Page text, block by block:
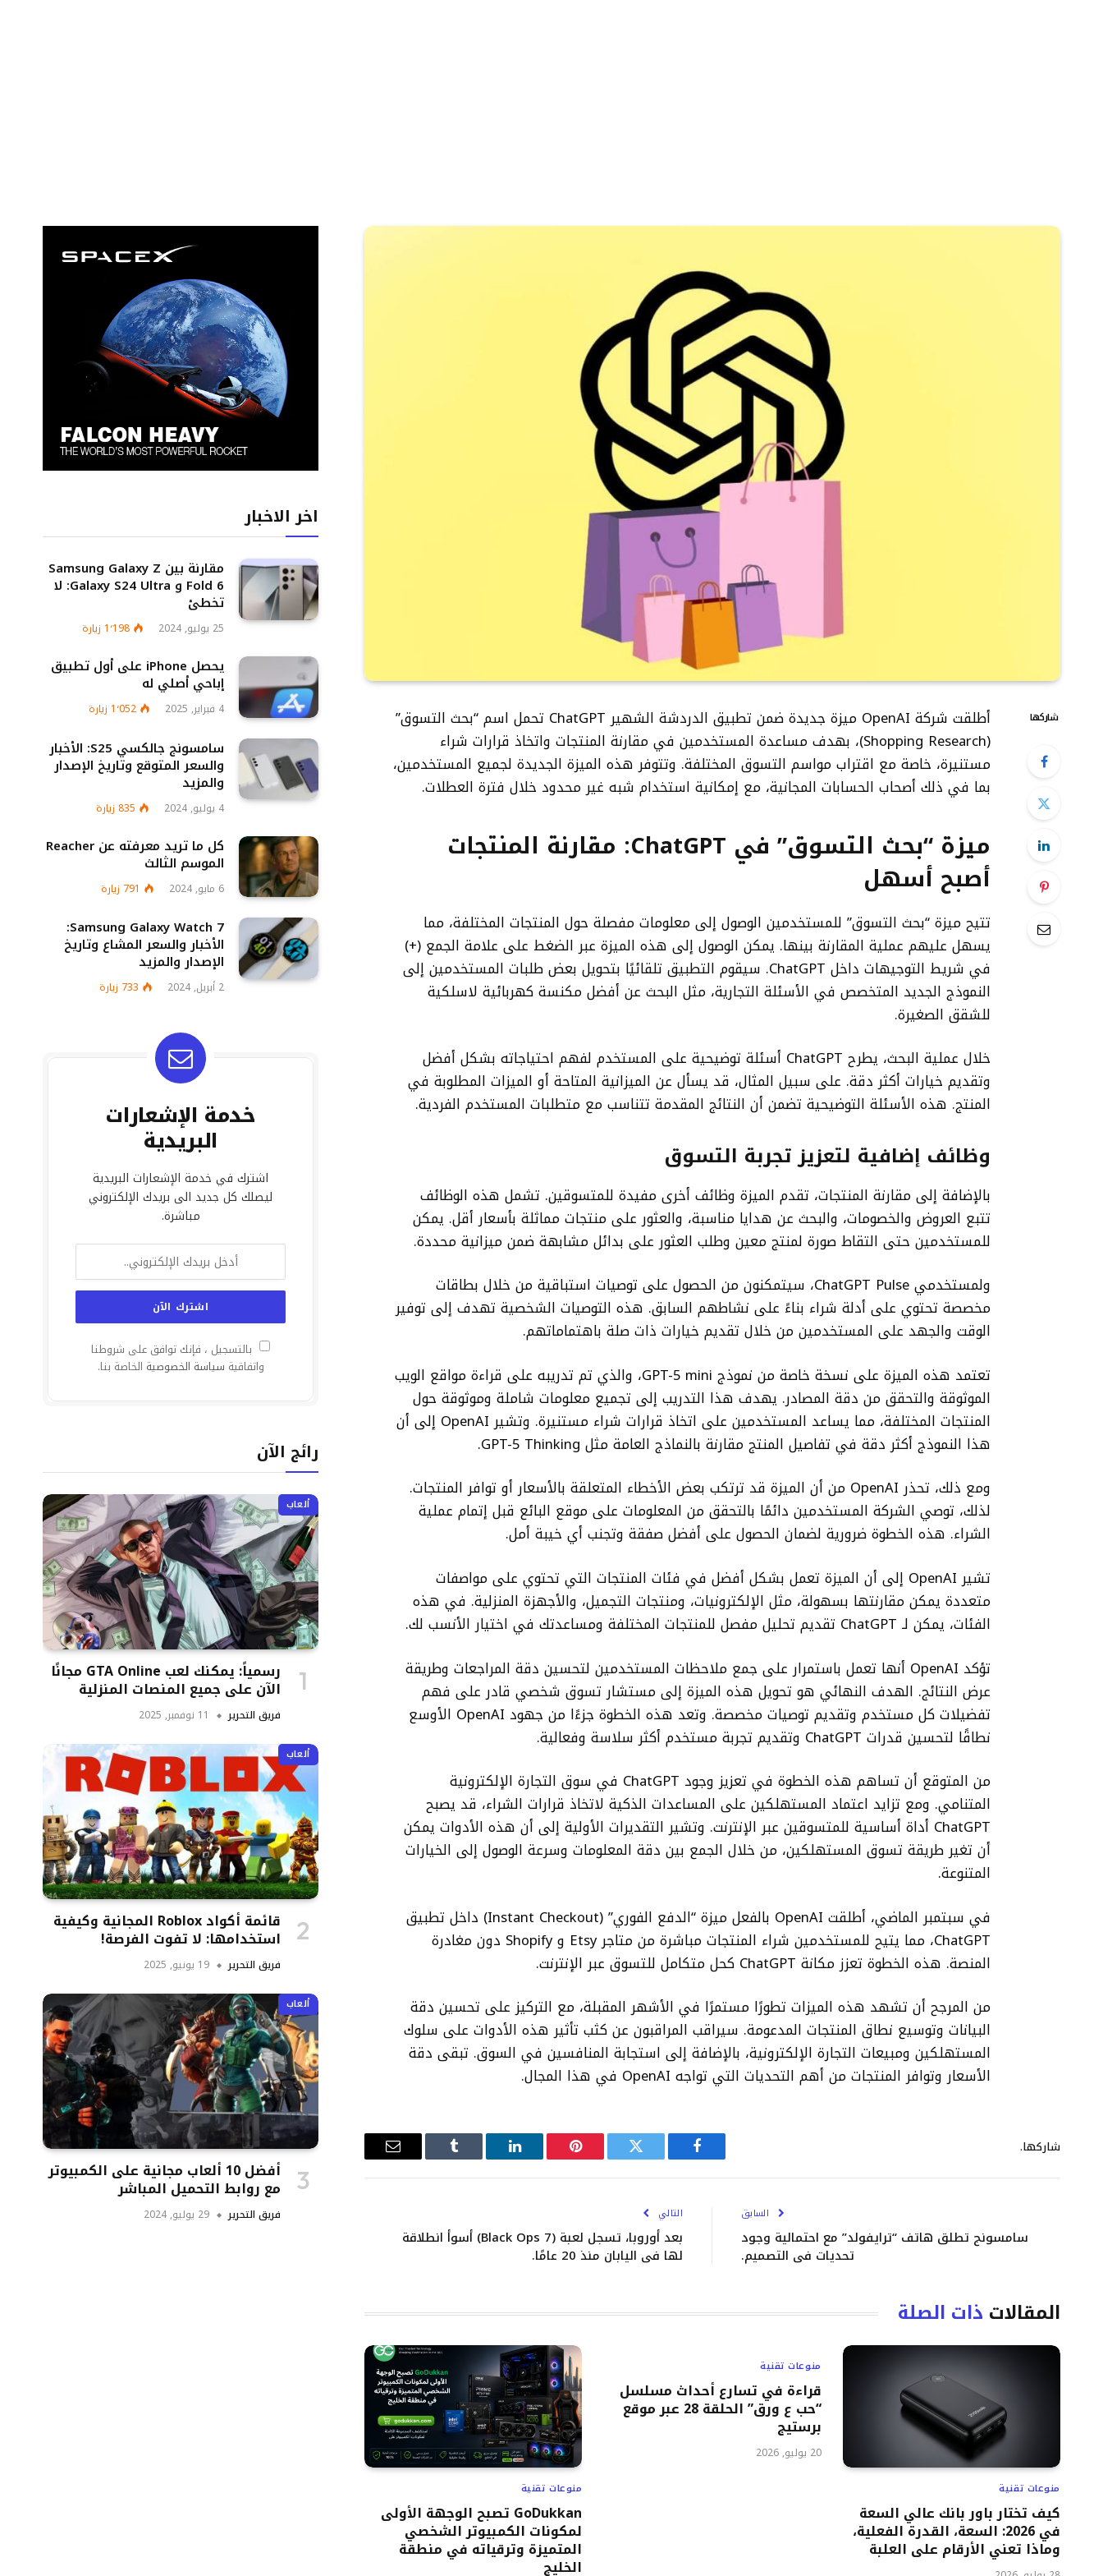
شاركها
أطلقت شركة OpenAI ميزة جديدة ضمن تطبيق الدردشة الشهير ChatGPT تحمل اسم “بحث التسوق”
(Shopping Research)، بهدف مساعدة المستخدمين في مقارنة المنتجات واتخاذ قرارات شراء
مستنيرة، خاصة مع اقتراب مواسم التسوق المختلفة. وتتوفر هذه الميزة الجديدة لجميع المستخدمين،
بما في ذلك أصحاب الحسابات المجانية، مع إمكانية استخدام شبه غير محدود خلال فترة العطلات.
ميزة “بحث التسوق” في ChatGPT: مقارنة المنتجات
أصبح أسهل
تتيح ميزة “بحث التسوق” للمستخدمين الوصول إلى معلومات مفصلة حول المنتجات المختلفة، مما
يسهل عليهم عملية المقارنة بينها. يمكن الوصول إلى هذه الميزة عبر الضغط على علامة الجمع (+)
في شريط التوجيهات داخل ChatGPT. سيقوم التطبيق تلقائيًا بتحويل بعض طلبات المستخدمين إلى
النموذج الجديد المتخصص في الأسئلة التجارية، مثل البحث عن أفضل مكنسة كهربائية لاسلكية
للشقق الصغيرة.
خلال عملية البحث، يطرح ChatGPT أسئلة توضيحية على المستخدم لفهم احتياجاته بشكل أفضل
وتقديم خيارات أكثر دقة. على سبيل المثال، قد يسأل عن الميزانية المتاحة أو الميزات المطلوبة في
المنتج. هذه الأسئلة التوضيحية تضمن أن النتائج المقدمة تتناسب مع متطلبات المستخدم الفردية.
وظائف إضافية لتعزيز تجربة التسوق
بالإضافة إلى مقارنة المنتجات، تقدم الميزة وظائف أخرى مفيدة للمتسوقين. تشمل هذه الوظائف
تتبع العروض والخصومات، والبحث عن هدايا مناسبة، والعثور على منتجات مماثلة بأسعار أقل. يمكن
للمستخدمين حتى التقاط صورة لمنتج معين وطلب العثور على بدائل مشابهة ضمن ميزانية محددة.
ولمستخدمي ChatGPT Pulse، سيتمكنون من الحصول على توصيات استباقية من خلال بطاقات
مخصصة تحتوي على أدلة شراء بناءً على نشاطهم السابق. هذه التوصيات الشخصية تهدف إلى توفير
الوقت والجهد على المستخدمين من خلال تقديم خيارات ذات صلة باهتماماتهم.
تعتمد هذه الميزة على نسخة خاصة من نموذج GPT-5 mini، والذي تم تدريبه على قراءة مواقع الويب
الموثوقة والتحقق من دقة المصادر. يهدف هذا التدريب إلى تجميع معلومات شاملة وموثوقة حول
المنتجات المختلفة، مما يساعد المستخدمين على اتخاذ قرارات شراء مستنيرة. وتشير OpenAI إلى أن
هذا النموذج أكثر دقة في تفاصيل المنتج مقارنة بالنماذج العامة مثل GPT-5 Thinking.
ومع ذلك، تحذر OpenAI من أن الميزة قد ترتكب بعض الأخطاء المتعلقة بالأسعار أو توافر المنتجات.
لذلك، توصي الشركة المستخدمين دائمًا بالتحقق من المعلومات على موقع البائع قبل إتمام عملية
الشراء. هذه الخطوة ضرورية لضمان الحصول على أفضل صفقة وتجنب أي خيبة أمل.
تشير OpenAI إلى أن الميزة تعمل بشكل أفضل في فئات المنتجات التي تحتوي على مواصفات
متعددة يمكن مقارنتها بسهولة، مثل الإلكترونيات، ومنتجات التجميل، والأجهزة المنزلية. في هذه
الفئات، يمكن لـ ChatGPT تقديم تحليل مفصل للمنتجات المختلفة ومساعدتك في اختيار الأنسب لك.
تؤكد OpenAI أنها تعمل باستمرار على جمع ملاحظات المستخدمين لتحسين دقة المراجعات وطريقة
عرض النتائج. الهدف النهائي هو تحويل هذه الميزة إلى مستشار تسوق شخصي قادر على فهم
تفضيلات كل مستخدم وتقديم توصيات مخصصة. وتعد هذه الخطوة جزءًا من جهود OpenAI الأوسع
نطاقًا لتحسين قدرات ChatGPT وتقديم تجربة مستخدم أكثر سلاسة وفعالية.
من المتوقع أن تساهم هذه الخطوة في تعزيز وجود ChatGPT في سوق التجارة الإلكترونية
المتنامي. ومع تزايد اعتماد المستهلكين على المساعدات الذكية لاتخاذ قرارات الشراء، قد يصبح
ChatGPT أداة أساسية للمتسوقين عبر الإنترنت. وتشير التقديرات الأولية إلى أن هذه الأدوات يمكن
أن تغير طريقة تسوق المستهلكين، من خلال الجمع بين دقة المعلومات وسرعة الوصول إلى الخيارات
المتنوعة.
في سبتمبر الماضي، أطلقت OpenAI بالفعل ميزة “الدفع الفوري” (Instant Checkout) داخل تطبيق
ChatGPT، مما يتيح للمستخدمين شراء المنتجات مباشرة من متاجر Etsy و Shopify دون مغادرة
المنصة. هذه الخطوة تعزز مكانة ChatGPT كحل متكامل للتسوق عبر الإنترنت.
من المرجح أن تشهد هذه الميزات تطورًا مستمرًا في الأشهر المقبلة، مع التركيز على تحسين دقة
البيانات وتوسيع نطاق المنتجات المدعومة. سيراقب المراقبون عن كثب تأثير هذه الأدوات على سلوك
المستهلكين ومبيعات التجارة الإلكترونية، بالإضافة إلى استجابة المنافسين في السوق. تبقى دقة
الأسعار وتوافر المنتجات من أهم التحديات التي تواجه OpenAI في هذا المجال.
شاركها. فيسبوك تويتر بينتيريستلينكدإن Tumblr البريد
السابق
سامسونج تطلق هاتف “ترايفولد” مع احتمالية وجود
تحديات في التصميم.
التالي
بعد أوروبا، تسجل لعبة (Black Ops 7) أسوأ انطلاقة
لها في اليابان منذ 20 عامًا.
المقالات ذات الصلة
منوعات تقنية
كيف تختار باور بانك عالي السعة
في 2026: السعة، القدرة الفعلية،
وماذا تعني الأرقام على العلبة
منوعات تقنية
قراءة في تسارع أحداث مسلسل
“حب ع ورق” الحلقة 28 عبر موقع
برستيج
20 يوليو, 2026
منوعات تقنية
GoDukkan تصبح الوجهة الأولى
لمكونات الكمبيوتر الشخصي
المتميزة وترقياته في منطقة
الخليج
اخر الاخبار
مقارنة بين Samsung Galaxy Z
Fold 6 و Galaxy S24 Ultra: لا
تخطئ
25 يوليو, 2024 1٬198 زيارة
يحصل iPhone على أول تطبيق
إباحي أصلي له
4 فبراير, 2025 1٬052 زيارة
سامسونج جالكسي S25: الأخبار
والسعر المتوقع وتاريخ الإصدار
والمزيد
4 يوليو, 2024 835 زيارة
كل ما تريد معرفته عن Reacher
الموسم الثالث
6 مايو, 2024 791 زيارة
Samsung Galaxy Watch 7:
الأخبار والسعر المشاع وتاريخ
الإصدار والمزيد
2 أبريل, 2024 733 زيارة
خدمة الإشعارات
البريدية
اشترك في خدمة الإشعارات البريدية
ليصلك كل جديد الى بريدك الإلكتروني
مباشرة.
بالتسجيل ، فإنك توافق على شروطنا
واتفاقية سياسة الخصوصية الخاصة بنا.
رائج الآن
ألعاب
رسمياً: يمكنك لعب GTA Online مجانًا
الآن على جميع المنصات المنزلية
فريق التحرير 11 نوفمبر, 2025
ألعاب
قائمة أكواد Roblox المجانية وكيفية
استخدامها: لا تفوت الفرصة!
فريق التحرير 19 يونيو, 2025
ألعاب
أفضل 10 ألعاب مجانية على الكمبيوتر
مع روابط التحميل المباشر
فريق التحرير 29 يوليو, 2024